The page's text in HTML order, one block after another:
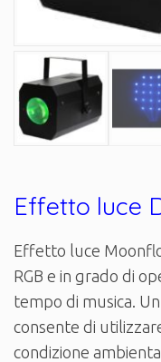
Effetto luce
Effetto luce
RGB e in grado di
tempo di musica.
consente di
condizione